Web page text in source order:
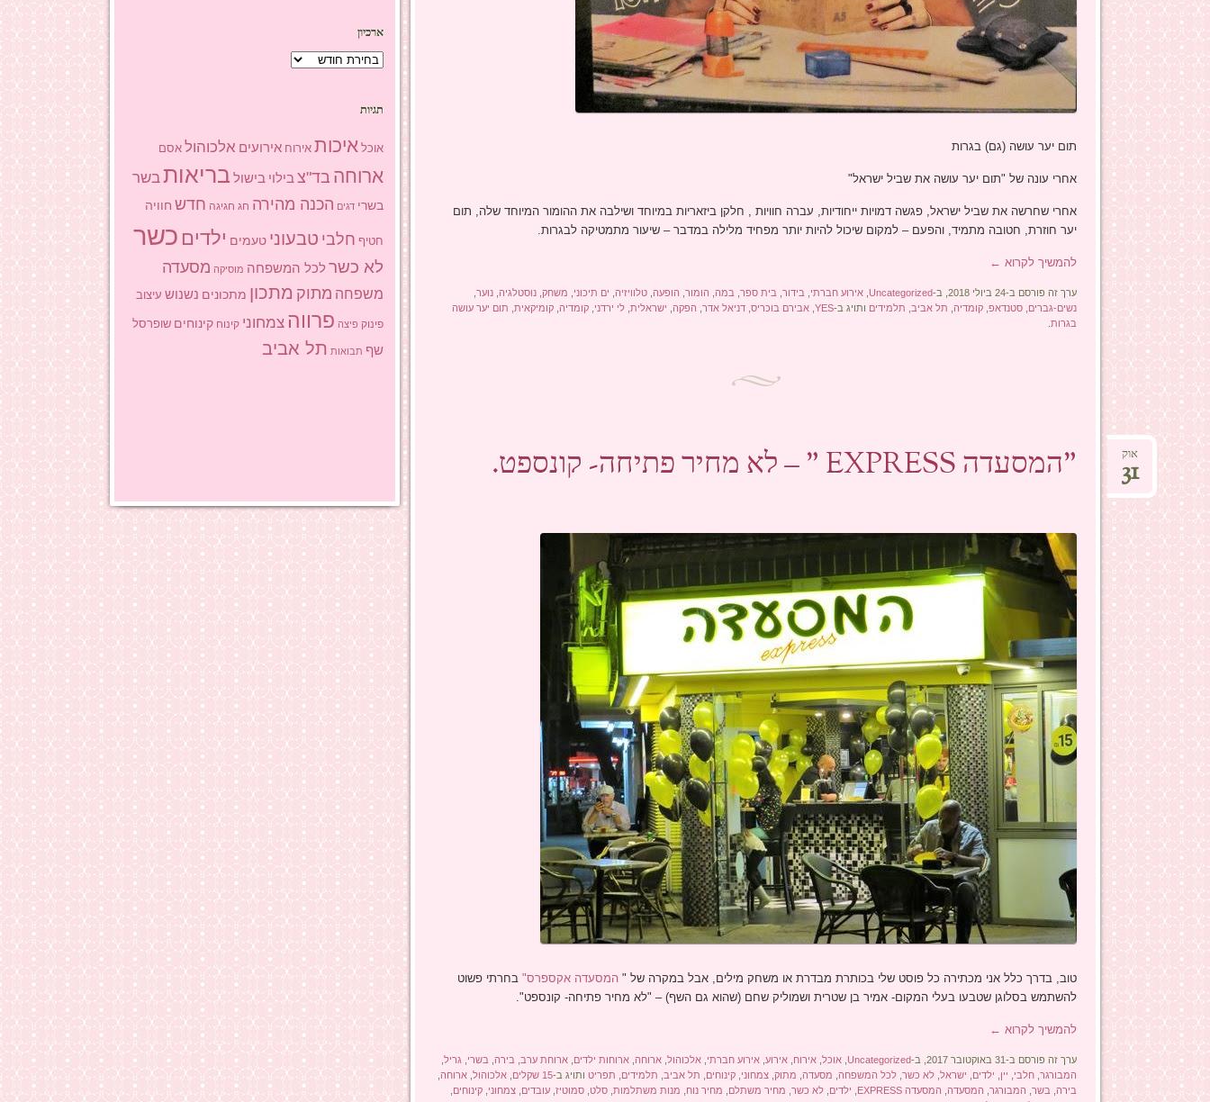
תום יער עושה (גם) בגרות
אחרי עונה של "תום יער עושה את שביל ישראל"
אחרי שחרשה את שביל ישראל, פגשה דמויות ייחודיות, עברה חוויות , חלקן ביזאריות במיוחד ושילבה את ההומור המיוחד שלה, תום
יער חוזרת, חטובה מתמיד, והפעם – למקום שיכול להיות יותר מפחיד מלילה במדבר – שיעור מתמטיקה לבגרות.
להמשיך לקרוא ←
ערך זה פורסם ב-24 ביולי 2018, ב- Uncategorized אירוע חברתי בידור, בית ספר, במה, הומור, הופעה, טלוויזיה, ים תיכוני משחק, נוסטלגיה, נוער,
נשים-גברים סטנדאפ, קומדיה, תל אביב, תלמידים ותויג ב-YES
, אבירם בוכריס, דניאל אדר, הפקה, ישראלית, לי ירדני קומדיה, קומיקאית, תום יער עושה
בגרות.
"המסעדה EXPRESS " – לא מחיר פתיחה- קונספט. אוק
31
טוב, בדרך כלל אני מכתירה כל פוסט שלי בכותרת מבדרת או משחק מילים, אבל במקרה של " המסעדה אקספרס"בחרתי פשוט
להשתמש בסלוגן שטבעו בעלי המקום- אמיר בן שטרית ושמוליק שחם (שהוא גם השף) – "לא מחיר פתיחה- קונספט".
להמשיך לקרוא ←
ערך זה פורסם ב-31 באוקטובר 2017, ב- Uncategorized אוכל, אירוח אירוע, אירוע חברתי אלכוהול, ארוחה, ארוחות ילדים ארוחת ערב, בירה, בשרי גריל,
המבורגר, חלבי יין ילדים ישראל, לא כשר, לכל המשפחה, מסעדה, מתוק, צמחוני קינוחים תל אביב, תלמידים תפריט ותויג ב-15 שקלים אלכוהול, ארוחה,
בירה, בשר, המבורגר, המסעדה, המסעדה EXPRESS ילדים לא כשר, מחיר משתלם מחיר נוח מנות משתלמות, סלט סמוטיז, עובדים צמחוני קינוחים
ארכיון
ארכיון
תגיות
אוכל איכות אירוח אירועים אלכוהול אסם
ארוחה בד"צ בילוי בישול בריאותבשר
בשרי דגים הכנה מהירה חג חגיגה חדש חוויה
חטיף חלבי טבעוני טעמים ילדים כשר
לא כשר לכל המשפחה מוסיקה מסעדה
משפחה מתוק מתכון מתכונים נשנוש עיצוב
פינוק פיצה פרווה צמחוני קינוח קינוחים שופרסל
שף תבואות תל אביב